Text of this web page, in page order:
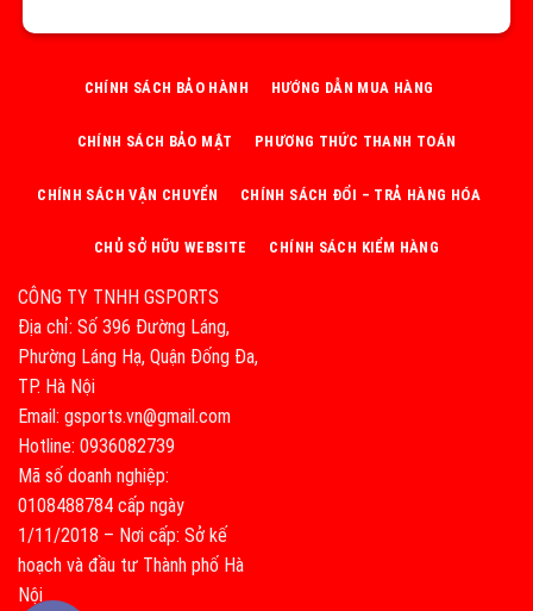
CÔNG TY TNHH GSPORTS
Địa chỉ: Số 396 Đường Láng,
Phường Láng Hạ, Quận Đống Đa,
TP. Hà Nội
Email: gsports.vn@gmail.com
Hotline: 0936082739
Mã số doanh nghiệp:
0108488784 cấp ngày
1/11/2018 – Nơi cấp: Sở kế
hoạch và đầu tư Thành phố Hà
Nội
CHÍNH SÁCH BẢO HÀNH HƯỚNG DẪN MUA HÀNG
CHÍNH SÁCH BẢO MẬT PHƯƠNG THỨC THANH TOÁN
CHÍNH SÁCH VẬN CHUYỂN CHÍNH SÁCH ĐỔI – TRẢ HÀNG HÓA
CHỦ SỞ HỮU WEBSITE CHÍNH SÁCH KIỂM HÀNG